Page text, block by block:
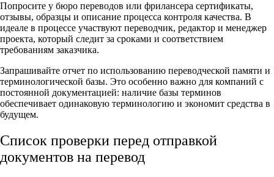
Попросите у бюро переводов или фрилансера сертификаты,
отзывы, образцы и описание процесса контроля качества. В
идеале в процессе участвуют переводчик, редактор и менеджер
проекта, который следит за сроками и соответствием
требованиям заказчика.
Запрашивайте отчет по использованию переводческой памяти и
терминологической базы. Это особенно важно для компаний с
постоянной документацией: наличие базы терминов
обеспечивает одинаковую терминологию и экономит средства в
будущем.
Список проверки перед отправкой
документов на перевод